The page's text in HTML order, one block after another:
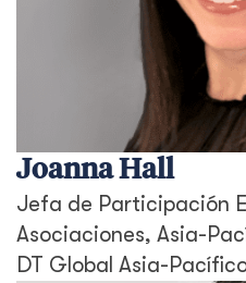
Joanna Hall
Jefa de Participación
Asociaciones, Asia-
DT Global Asia-